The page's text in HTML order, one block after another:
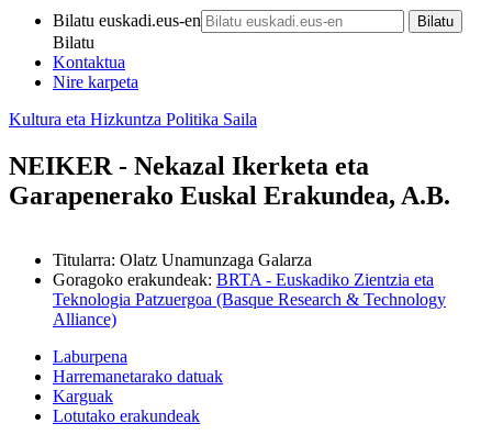
Bilatu euskadi.eus-en
Bilatu
Kontaktua
Nire karpeta
Kultura eta Hizkuntza Politika Saila
NEIKER - Nekazal Ikerketa eta
Garapenerako Euskal Erakundea, A.B.
Titularra: Olatz Unamunzaga Galarza
Goragoko erakundeak: BRTA - Euskadiko Zientzia eta
Teknologia Patzuergoa (Basque Research & Technology
Alliance)
Laburpena
Harremanetarako datuak
Karguak
Lotutako erakundeak